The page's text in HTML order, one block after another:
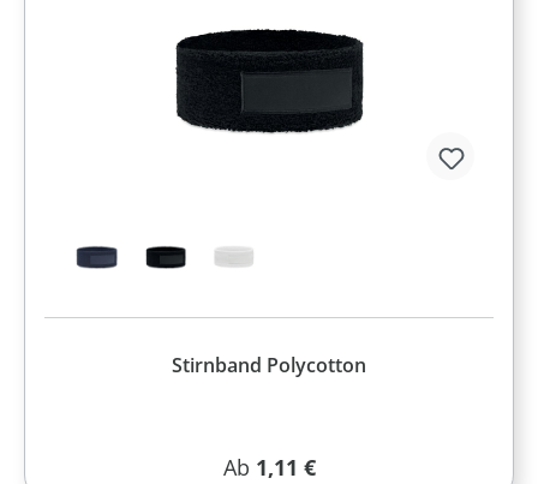
Stirnband Polycotton
Regulärer Preis:
Ab 1,11 €